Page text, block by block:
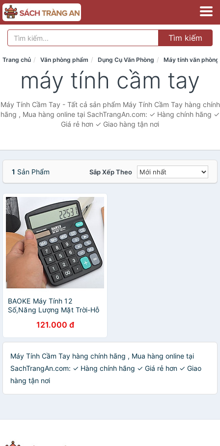
Tìm kiếm
Trang chủ Văn phòng phẩm Dụng Cụ Văn Phòng Máy tính văn phòng
máy tính cầm tay
Máy Tính Cầm Tay - Tất cả sản phẩm Máy Tính Cầm Tay hàng chính
hãng , Mua hàng online tại SachTrangAn.com: ✓ Hàng chính hãng ✓
Giá rẻ hơn ✓ Giao hàng tận nơi
1 Sản Phẩm Sắp Xếp Theo
BAOKE Máy Tính 12
Số,Năng Lượng Mặt Trời-Hỗ
121.000 đ
Máy Tính Cầm Tay hàng chính hãng , Mua hàng online tại
SachTrangAn.com: ✓ Hàng chính hãng ✓ Giá rẻ hơn ✓ Giao
hàng tận nơi